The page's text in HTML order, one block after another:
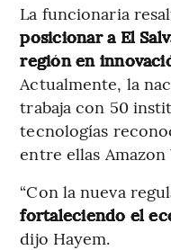
La funcionaria
posicionar a El
región en
Actualmente, la
trabaja con 50
tecnologías
entre ellas
“Con la nueva
fortaleciendo el
dijo Hayem.